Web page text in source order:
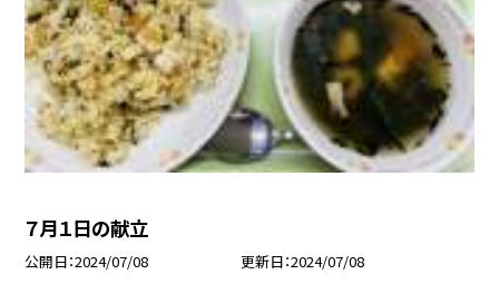
７月１日の献立
公開日 2024/07/08 更新日 2024/07/08